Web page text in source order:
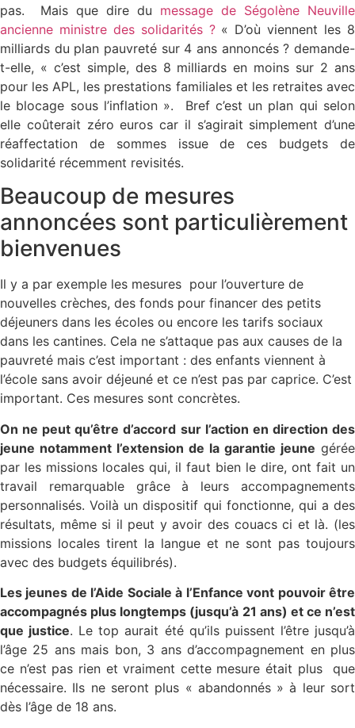
pas. Mais que dire du message de Ségolène Neuville
ancienne ministre des solidarités ?« D’où viennent les 8
milliards du plan pauvreté sur 4 ans annoncés ? demande-
t-elle, « c’est simple, des 8 milliards en moins sur 2 ans
pour les APL, les prestations familiales et les retraites avec
le blocage sous l’inflation ». Bref c’est un plan qui selon
elle coûterait zéro euros car il s’agirait simplement d’une
réaffectation de sommes issue de ces budgets de
solidarité récemment revisités.
Beaucoup de mesures
annoncées sont particulièrement
bienvenues
Il y a par exemple les mesures pour l’ouverture de
nouvelles crèches, des fonds pour financer des petits
déjeuners dans les écoles ou encore les tarifs sociaux
dans les cantines. Cela ne s’attaque pas aux causes de la
pauvreté mais c’est important : des enfants viennent à
l’école sans avoir déjeuné et ce n’est pas par caprice. C’est
important. Ces mesures sont concrètes.
On ne peut qu’être d’accord sur l’action en direction des
jeune notamment l’extension de la garantie jeune gérée
par les missions locales qui, il faut bien le dire, ont fait un
travail remarquable grâce à leurs accompagnements
personnalisés. Voilà un dispositif qui fonctionne, qui a des
résultats, même si il peut y avoir des couacs ci et là. (les
missions locales tirent la langue et ne sont pas toujours
avec des budgets équilibrés).
Les jeunes de l’Aide Sociale à l’Enfance vont pouvoir être
accompagnés plus longtemps (jusqu’à 21 ans) et ce n’est
que justice. Le top aurait été qu’ils puissent l’être jusqu’à
l’âge 25 ans mais bon, 3 ans d’accompagnement en plus
ce n’est pas rien et vraiment cette mesure était plus que
nécessaire. Ils ne seront plus « abandonnés » à leur sort
dès l’âge de 18 ans.